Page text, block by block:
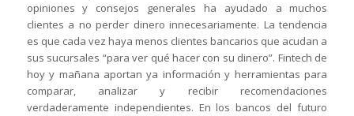
opiniones y consejos generales ha ayudado a muchos
clientes a no perder dinero innecesariamente. La tendencia
es que cada vez haya menos clientes bancarios que acudan a
sus sucursales “para ver qué hacer con su dinero”. Fintech de
hoy y mañana aportan ya información y herramientas para
comparar, analizar y recibir recomendaciones
verdaderamente independientes. En los bancos del futuro